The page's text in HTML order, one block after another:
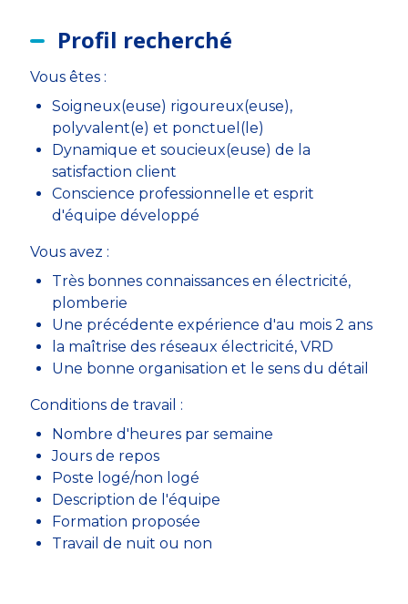
Profil recherché
Vous êtes :
Soigneux(euse) rigoureux(euse),
polyvalent(e) et ponctuel(le)
Dynamique et soucieux(euse) de la
satisfaction client
Conscience professionnelle et esprit
d'équipe développé
Vous avez :
Très bonnes connaissances en électricité,
plomberie
Une précédente expérience d'au mois 2 ans
la maîtrise des réseaux électricité, VRD
Une bonne organisation et le sens du détail
Conditions de travail :
Nombre d'heures par semaine
Jours de repos
Poste logé/non logé
Description de l'équipe
Formation proposée
Travail de nuit ou non